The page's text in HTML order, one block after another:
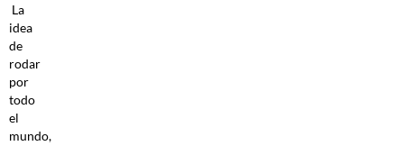
La
idea
de
rodar
por
todo
el
mundo,